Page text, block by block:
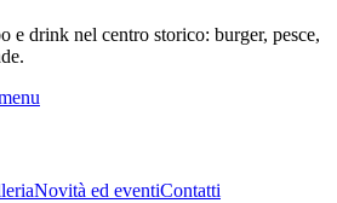
e drink nel centro storico: burger, pesce,
Novità ed eventiContatti